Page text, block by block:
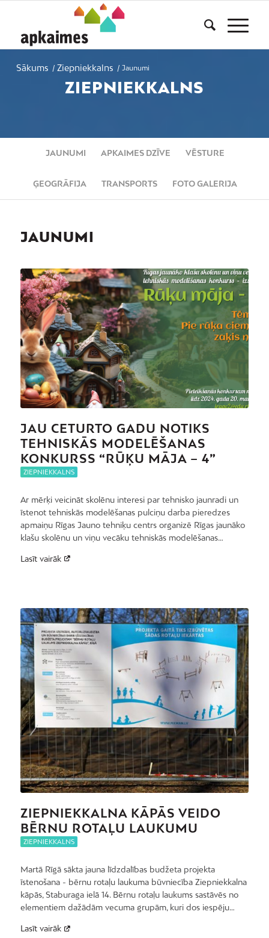
Sākums / Ziepniekkalns / Jaunumi
ZIEPNIEKKALNS
JAUNUMI APKAIMES DZĪVE VĒSTURE
ĢEOGRĀFIJA TRANSPORTS FOTO GALERIJA
JAUNUMI
JAU CETURTO GADU NOTIKS
TEHNISKĀS MODELĒŠANAS
KONKURSS “RŪĶU MĀJA – 4”
ZIEPNIEKKALNS
Ar mērķi veicināt skolēnu interesi par tehnisko jaunradi un
īstenot tehniskās modelēšanas pulciņu darba pieredzes
apmaiņu Rīgas Jauno tehniķu centrs organizē Rīgas jaunāko
klašu skolēnu un viņu vecāku tehniskās modelēšanas…
Lasīt vairāk
ZIEPNIEKKALNA KĀPĀS VEIDO
BĒRNU ROTAĻU LAUKUMU
ZIEPNIEKKALNS
Martā Rīgā sākta jauna līdzdalības budžeta projekta
īstenošana - bērnu rotaļu laukuma būvniecība Ziepniekkalna
kāpās, Staburaga ielā 14. Bērnu rotaļu laukums sastāvēs no
elementiem dažādām vecuma grupām, kuri dos iespēju…
Lasīt vairāk